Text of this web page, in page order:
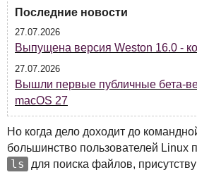
Последние новости
27.07.2026
Выпущена версия Weston 16.0 -
27.07.2026
Вышли первые публичные бета-
macOS 27
Но когда дело доходит до
большинство пользователей Linux
ls для поиска файлов,